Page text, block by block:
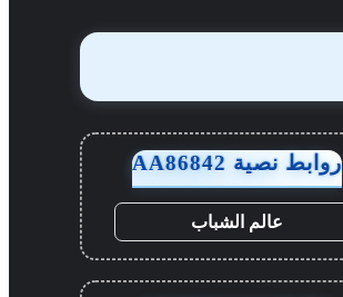
روابط نصية AA86842
عالم الشباب